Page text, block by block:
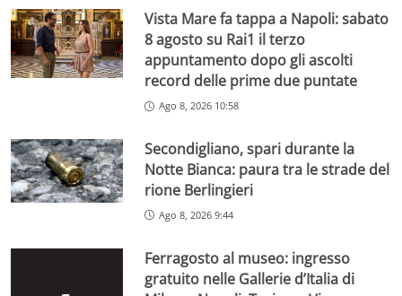
Vista Mare fa tappa a Napoli: sabato
8 agosto su Rai1 il terzo
appuntamento dopo gli ascolti
record delle prime due puntate
Ago 8, 2026 10:58
Secondigliano, spari durante la
Notte Bianca: paura tra le strade del
rione Berlingieri
Ago 8, 2026 9:44
Ferragosto al museo: ingresso
gratuito nelle Gallerie d’Italia di